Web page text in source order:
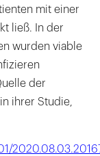
mit einer
ließ. In der
wurden viable
der
ihrer Studie,